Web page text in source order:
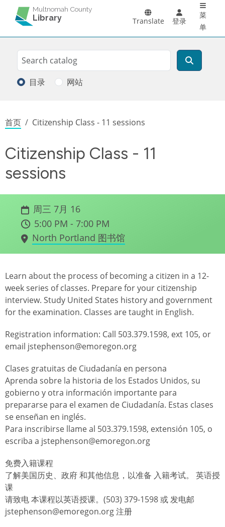
跳转到主要内容Multnomah County
Library Translate 登录
菜
单
Search
搜索
目录 网站
面包屑
首页 Citizenship Class - 11 sessions
Citizenship Class - 11
sessions
周三 7月 16
5:00 PM - 7:00 PM
North Portland 图书馆
Learn about the process of becoming a citizen in a 12-
week series of classes. Prepare for your citizenship
interview. Study United States history and government
for the examination. Classes are taught in English.
Registration information: Call 503.379.1598, ext 105, or
email jstephenson@emoregon.org
Clases gratuitas de Ciudadanía en persona
Aprenda sobre la historia de los Estados Unidos, su
gobierno y otra información importante para
prepararse para el examen de Ciudadanía. Estas clases
se enseñan en inglés.
Para inscribirse llame al 503.379.1598, extensión 105, o
escriba a jstephenson@emoregon.org
免费入籍课程
了解美国历史、政府 和其他信息，以准备 入籍考试。 英语授
课
请致电 本课程以英语授课。(503) 379-1598 或 发电邮
jstephenson@emoregon.org 注册